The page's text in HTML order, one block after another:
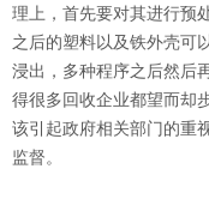
理上，首先要对其进行预
之后的塑料以及铁外壳可
浸出，多种程序之后然后
得很多回收企业都望而却
该引起政府相关部门的重
监督。